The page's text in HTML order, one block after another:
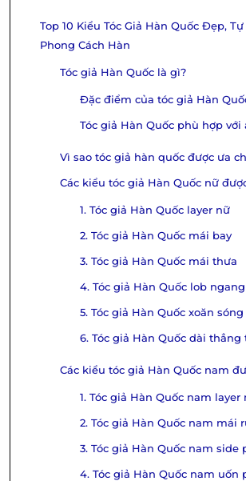
Top 10 Kiểu Tóc Giả Hàn Quốc Đẹp,
Phong Cách Hàn
Tóc giả Hàn Quốc là gì?
Đặc điểm của tóc giả Hàn
Tóc giả Hàn Quốc phù hợp với
Vì sao tóc giả hàn quốc được ưa
Các kiểu tóc giả Hàn Quốc nữ
1. Tóc giả Hàn Quốc layer nữ
2. Tóc giả Hàn Quốc mái bay
3. Tóc giả Hàn Quốc mái thưa
4. Tóc giả Hàn Quốc lob
5. Tóc giả Hàn Quốc xoăn
6. Tóc giả Hàn Quốc dài thẳng
Các kiểu tóc giả Hàn Quốc nam
1. Tóc giả Hàn Quốc nam layer
2. Tóc giả Hàn Quốc nam mái
3. Tóc giả Hàn Quốc nam side
4. Tóc giả Hàn Quốc nam uốn